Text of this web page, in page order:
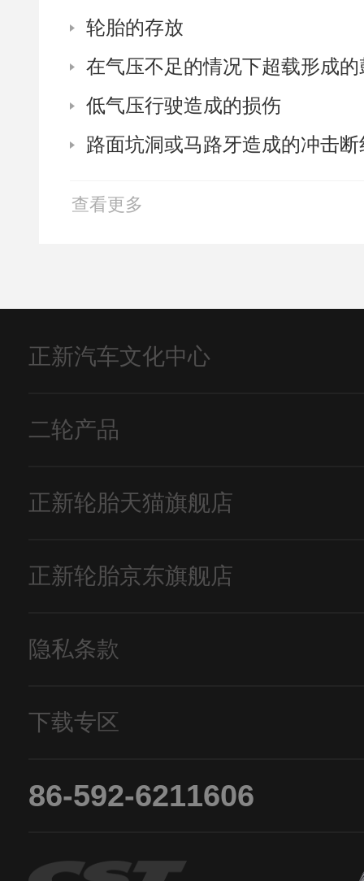
轮胎的存放
在气压不足的情况下超载形成的
低气压行驶造成的损伤
路面坑洞或马路牙造成的冲击断
查看更多
正新汽车文化中心
二轮产品
正新轮胎天猫旗舰店
正新轮胎京东旗舰店
隐私条款
下载专区
86-592-6211606